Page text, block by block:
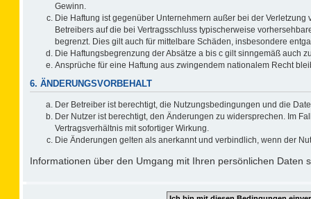
Gewinn.
Die Haftung ist gegenüber Unternehmern außer bei der
Betreibers auf die bei Vertragsschluss typischerweise
begrenzt. Dies gilt auch für mittelbare Schäden, insbesondere
Die Haftungsbegrenzung der Absätze a bis c gilt sinngemäß auch
Ansprüche für eine Haftung aus zwingendem nationalem Recht
6. ÄNDERUNGSVORBEHALT
Der Betreiber ist berechtigt, die Nutzungsbedingungen und die
Der Nutzer ist berechtigt, den Änderungen zu widersprechen. Im
Vertragsverhältnis mit sofortiger Wirkung.
Die Änderungen gelten als anerkannt und verbindlich, wenn der
Informationen über den Umgang mit Ihren persönlichen Daten